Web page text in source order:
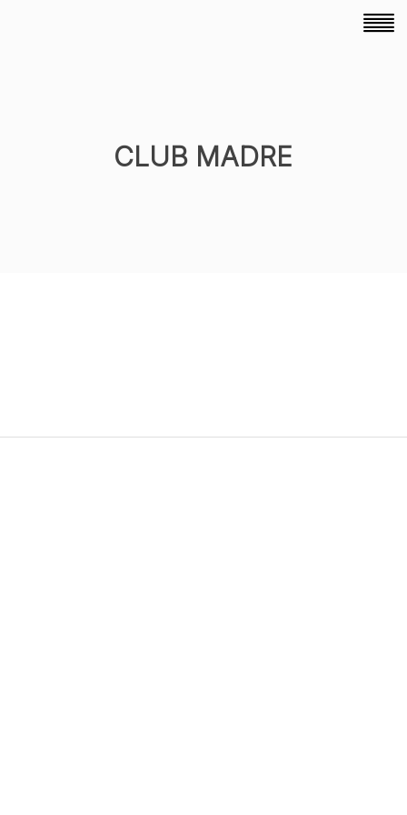
CLUB MADRE